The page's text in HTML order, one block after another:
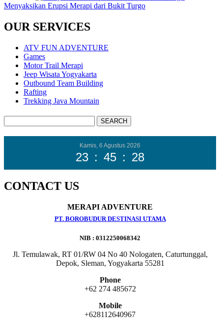
Menyaksikan Erupsi Merapi dari Bukit Turgo
OUR SERVICES
ATV FUN ADVENTURE
Games
Motor Trail Merapi
Jeep Wisata Yogyakarta
Outbound Team Building
Rafting
Trekking Java Mountain
Kamis, 6 Agustus 2026
23 : 45 : 28
CONTACT US
MERAPI ADVENTURE
PT. BOROBUDUR DESTINASI UTAMA
NIB : 0312250068342
Jl. Temulawak, RT 01/RW 04 No 40 Nologaten, Caturtunggal,
Depok, Sleman, Yogyakarta 55281
Phone
+62 274 485672
Mobile
+628112640967